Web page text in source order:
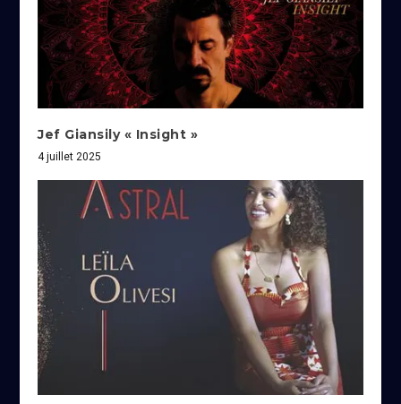
Jef Giansily « Insight »
4 juillet 2025